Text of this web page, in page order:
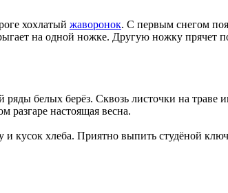
хохлатый жаворонок. С первым снегом
на одной ножке. Другую ножку прячет
белых берёз. Сквозь листочки на траве
разгаре настоящая весна.
кусок хлеба. Приятно выпить студёной